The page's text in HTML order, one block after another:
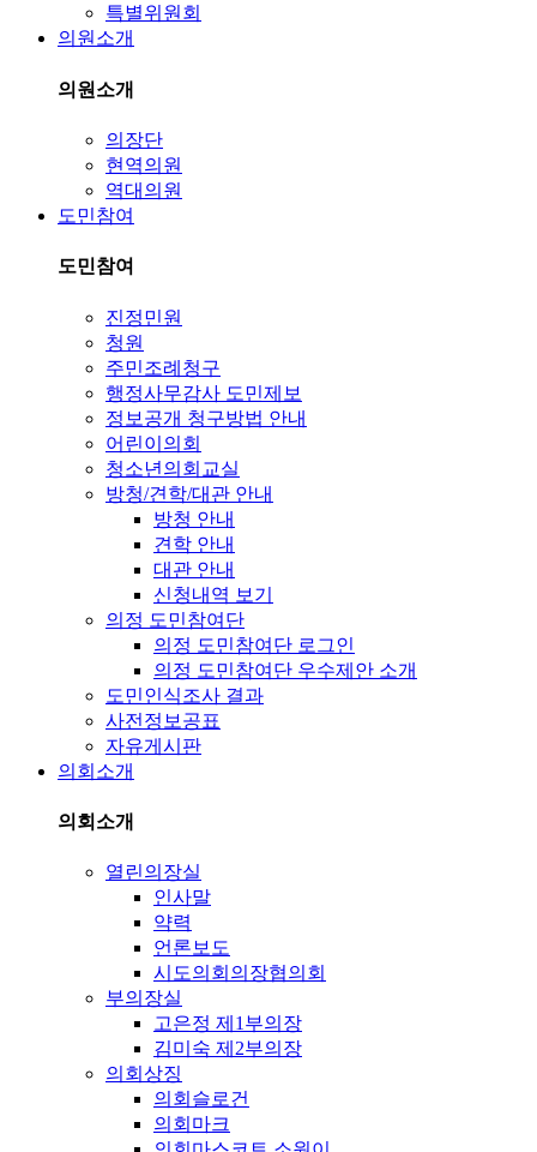
특별위원회
의원소개
의원소개
의장단
현역의원
역대의원
도민참여
도민참여
진정민원
청원
주민조례청구
행정사무감사 도민제보
정보공개 청구방법 안내
어린이의회
청소년의회교실
방청/견학/대관 안내
방청 안내
견학 안내
대관 안내
신청내역 보기
의정 도민참여단
의정 도민참여단 로그인
의정 도민참여단 우수제안 소개
도민인식조사 결과
사전정보공표
자유게시판
의회소개
의회소개
열린의장실
인사말
약력
언론보도
시도의회의장협의회
부의장실
고은정 제1부의장
김미숙 제2부의장
의회상징
의회슬로건
의회마크